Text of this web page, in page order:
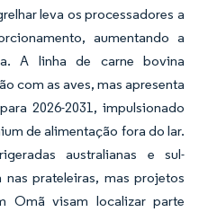
leva os processadores a
aumentando a
A linha de carne bovina
com as aves, mas apresenta
2026-2031, impulsionado
de alimentação fora do lar.
australianas e sul-
nas prateleiras, mas projetos
Omã visam localizar parte